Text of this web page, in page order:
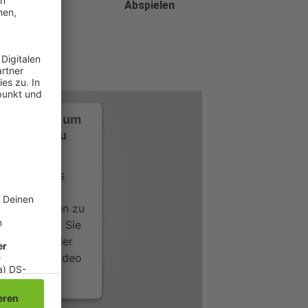
Abspielen
um
Service zu
eines
kann Daten zu
Bitte lesen Sie
Sie der
dieses Video